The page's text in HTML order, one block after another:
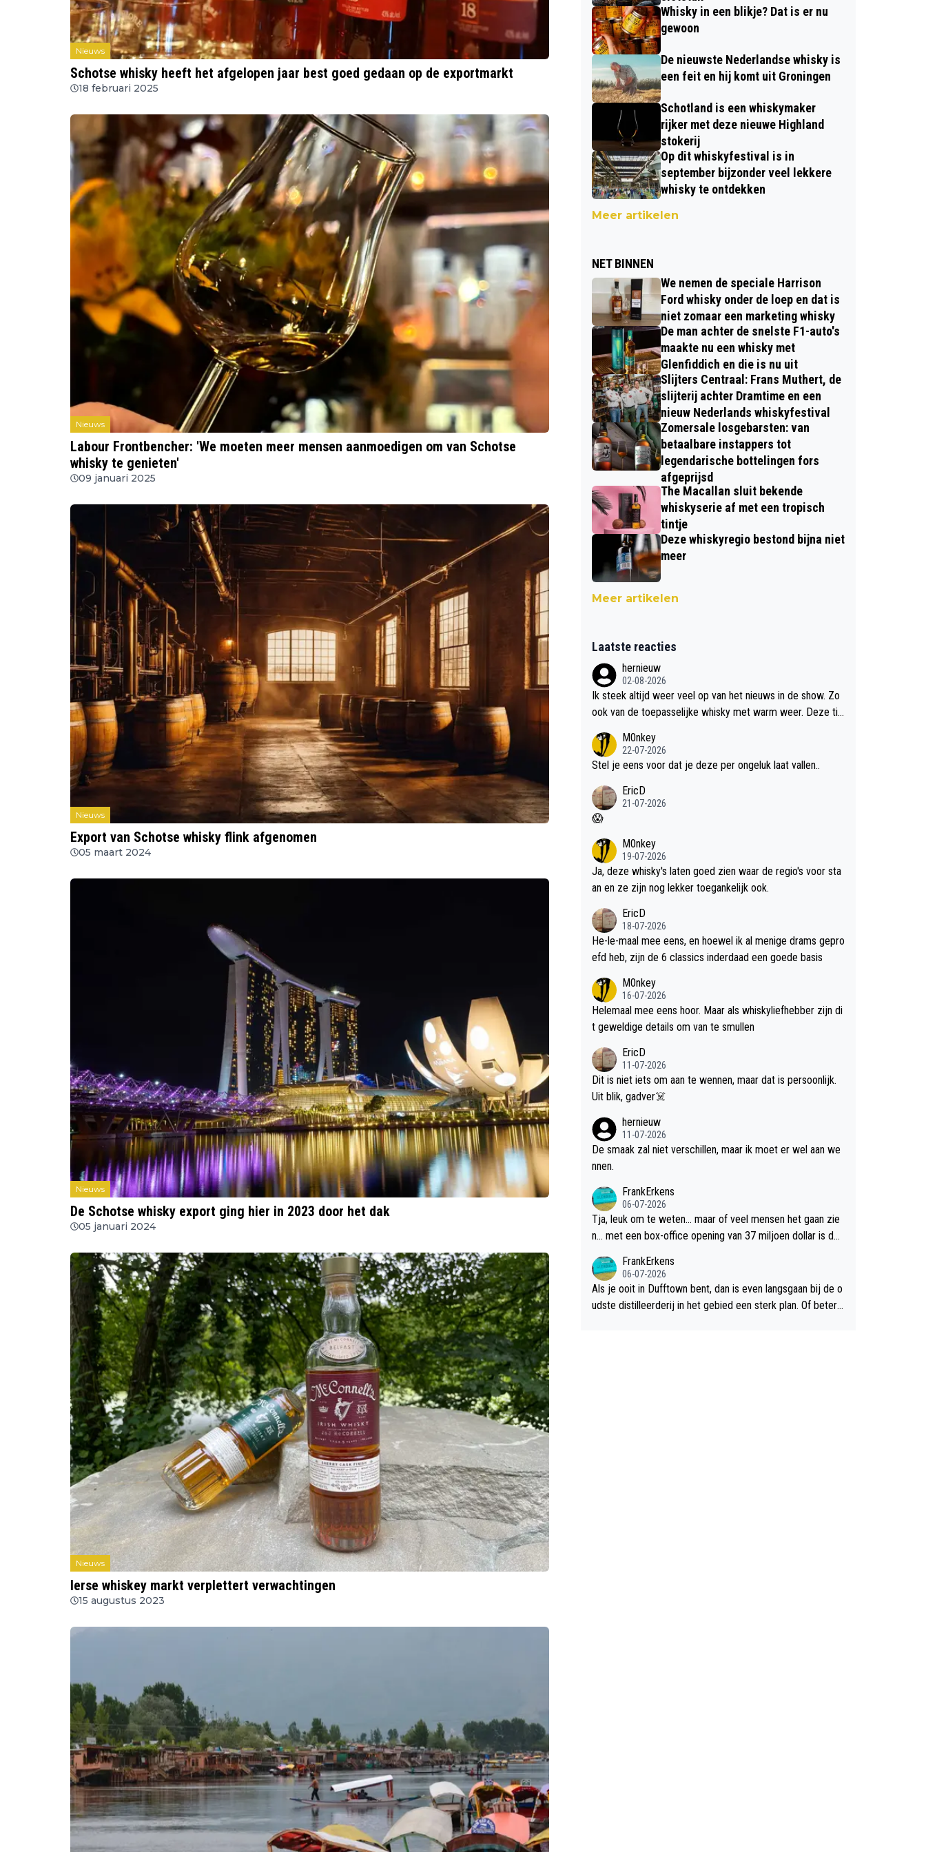
Nieuws
Schotse whisky heeft het afgelopen jaar best goed gedaan op de exportmarkt
18 februari 2025
Nieuws
Labour Frontbencher: 'We moeten meer mensen aanmoedigen om van Schotse
whisky te genieten'
09 januari 2025
Nieuws
Export van Schotse whisky flink afgenomen
05 maart 2024
Nieuws
De Schotse whisky export ging hier in 2023 door het dak
05 januari 2024
Nieuws
Ierse whiskey markt verplettert verwachtingen
15 augustus 2023
Whisky in een blikje? Dat is er nu
gewoon
De nieuwste Nederlandse whisky is
een feit en hij komt uit Groningen
Schotland is een whiskymaker
rijker met deze nieuwe Highland
stokerij
Op dit whiskyfestival is in
september bijzonder veel lekkere
whisky te ontdekken
Meer artikelen
NET BINNEN
We nemen de speciale Harrison
Ford whisky onder de loep en dat is
niet zomaar een marketing whisky
De man achter de snelste F1-auto's
maakte nu een whisky met
Glenfiddich en die is nu uit
Slijters Centraal: Frans Muthert, de
slijterij achter Dramtime en een
nieuw Nederlands whiskyfestival
Zomersale losgebarsten: van
betaalbare instappers tot
legendarische bottelingen fors
afgeprijsd
The Macallan sluit bekende
whiskyserie af met een tropisch
tintje
Deze whiskyregio bestond bijna niet
meer
Meer artikelen
Laatste reacties
hernieuw
02-08-2026
Ik steek altijd weer veel op van het nieuws in de show. Zo
ook van de toepasselijke whisky met warm weer. Deze tip
M0nkey
22-07-2026
Stel je eens voor dat je deze per ongeluk laat vallen..
EricD
21-07-2026
😱
M0nkey
19-07-2026
Ja, deze whisky's laten goed zien waar de regio's voor sta
an en ze zijn nog lekker toegankelijk ook.
EricD
18-07-2026
He-le-maal mee eens, en hoewel ik al menige drams gepro
efd heb, zijn de 6 classics inderdaad een goede basis
M0nkey
16-07-2026
Helemaal mee eens hoor. Maar als whiskyliefhebber zijn di
t geweldige details om van te smullen
EricD
11-07-2026
Dit is niet iets om aan te wennen, maar dat is persoonlijk.
Uit blik, gadver☠️
hernieuw
11-07-2026
De smaak zal niet verschillen, maar ik moet er wel aan we
nnen.
FrankErkens
06-07-2026
Tja, leuk om te weten... maar of veel mensen het gaan zie
n... met een box-office opening van 37 miljoen dollar is de
FrankErkens
06-07-2026
Als je ooit in Dufftown bent, dan is even langsgaan bij de o
udste distilleerderij in het gebied een sterk plan. Of beter n